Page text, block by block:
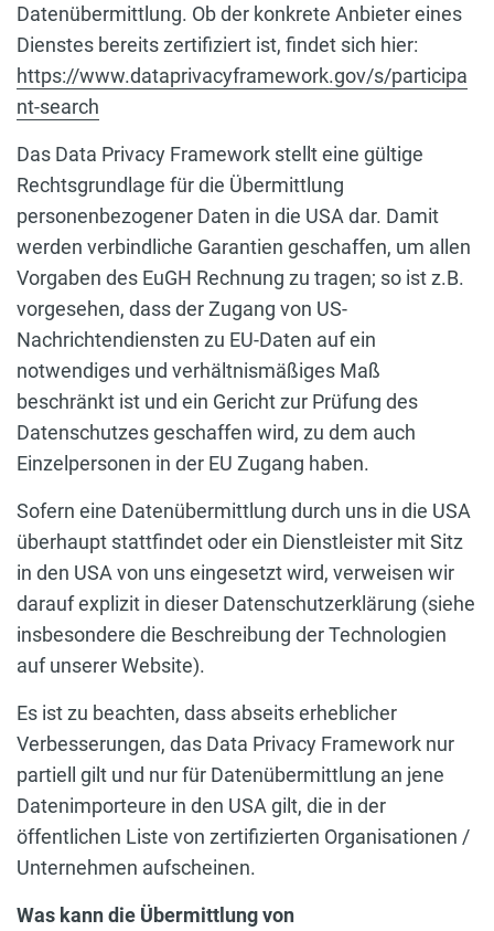
Datenübermittlung. Ob der konkrete Anbieter eines
Dienstes bereits zertifiziert ist, findet sich hier:
https://www.dataprivacyframework.gov/s/participa
nt-search
Das Data Privacy Framework stellt eine gültige
Rechtsgrundlage für die Übermittlung
personenbezogener Daten in die USA dar. Damit
werden verbindliche Garantien geschaffen, um allen
Vorgaben des EuGH Rechnung zu tragen; so ist z.B.
vorgesehen, dass der Zugang von US-
Nachrichtendiensten zu EU-Daten auf ein
notwendiges und verhältnismäßiges Maß
beschränkt ist und ein Gericht zur Prüfung des
Datenschutzes geschaffen wird, zu dem auch
Einzelpersonen in der EU Zugang haben.
Sofern eine Datenübermittlung durch uns in die USA
überhaupt stattfindet oder ein Dienstleister mit Sitz
in den USA von uns eingesetzt wird, verweisen wir
darauf explizit in dieser Datenschutzerklärung (siehe
insbesondere die Beschreibung der Technologien
auf unserer Website).
Es ist zu beachten, dass abseits erheblicher
Verbesserungen, das Data Privacy Framework nur
partiell gilt und nur für Datenübermittlung an jene
Datenimporteure in den USA gilt, die in der
öffentlichen Liste von zertifizierten Organisationen /
Unternehmen aufscheinen.
Was kann die Übermittlung von